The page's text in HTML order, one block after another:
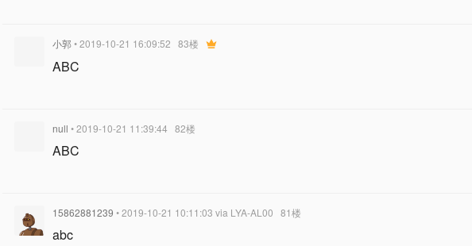
小郭• 2019-10-21 16:09:52 83楼
ABC
null • 2019-10-21 11:39:44 82楼
ABC
15862881239 • 2019-10-21 10:11:03 via LYA-AL00 81楼
abc